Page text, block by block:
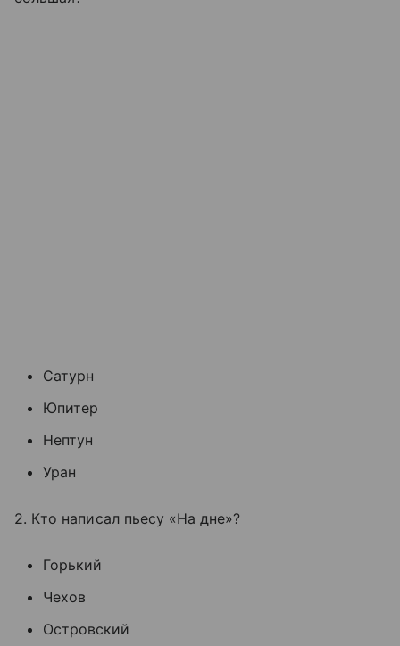
Сатурн
Юпитер
Нептун
Уран
2. Кто написал пьесу «На дне»?
Горький
Чехов
Островский